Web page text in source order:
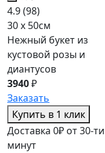
4.9(98)
30 x 50см
Нежный букет из
кустовой розы и
диантусов
3940₽
Заказать
Купить в 1 клик
Доставка 0₽ от 30-ти
минут